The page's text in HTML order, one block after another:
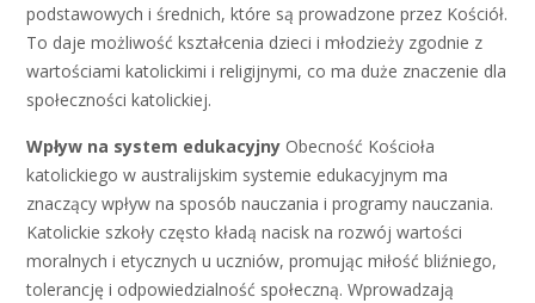
podstawowych i średnich, które są prowadzone przez Kościół.
To daje możliwość kształcenia dzieci i młodzieży zgodnie z
wartościami katolickimi i religijnymi, co ma duże znaczenie dla
społeczności katolickiej.
Wpływ na system edukacyjny Obecność Kościoła
katolickiego w australijskim systemie edukacyjnym ma
znaczący wpływ na sposób nauczania i programy nauczania.
Katolickie szkoły często kładą nacisk na rozwój wartości
moralnych i etycznych u uczniów, promując miłość bliźniego,
tolerancję i odpowiedzialność społeczną. Wprowadzają